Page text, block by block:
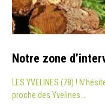
Notre zone
LES YVELINES (78) !
proche des Yvelines…